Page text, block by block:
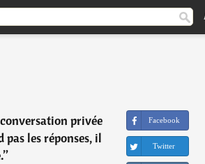
privée
les réponses, il
”
Facebook
Twitter